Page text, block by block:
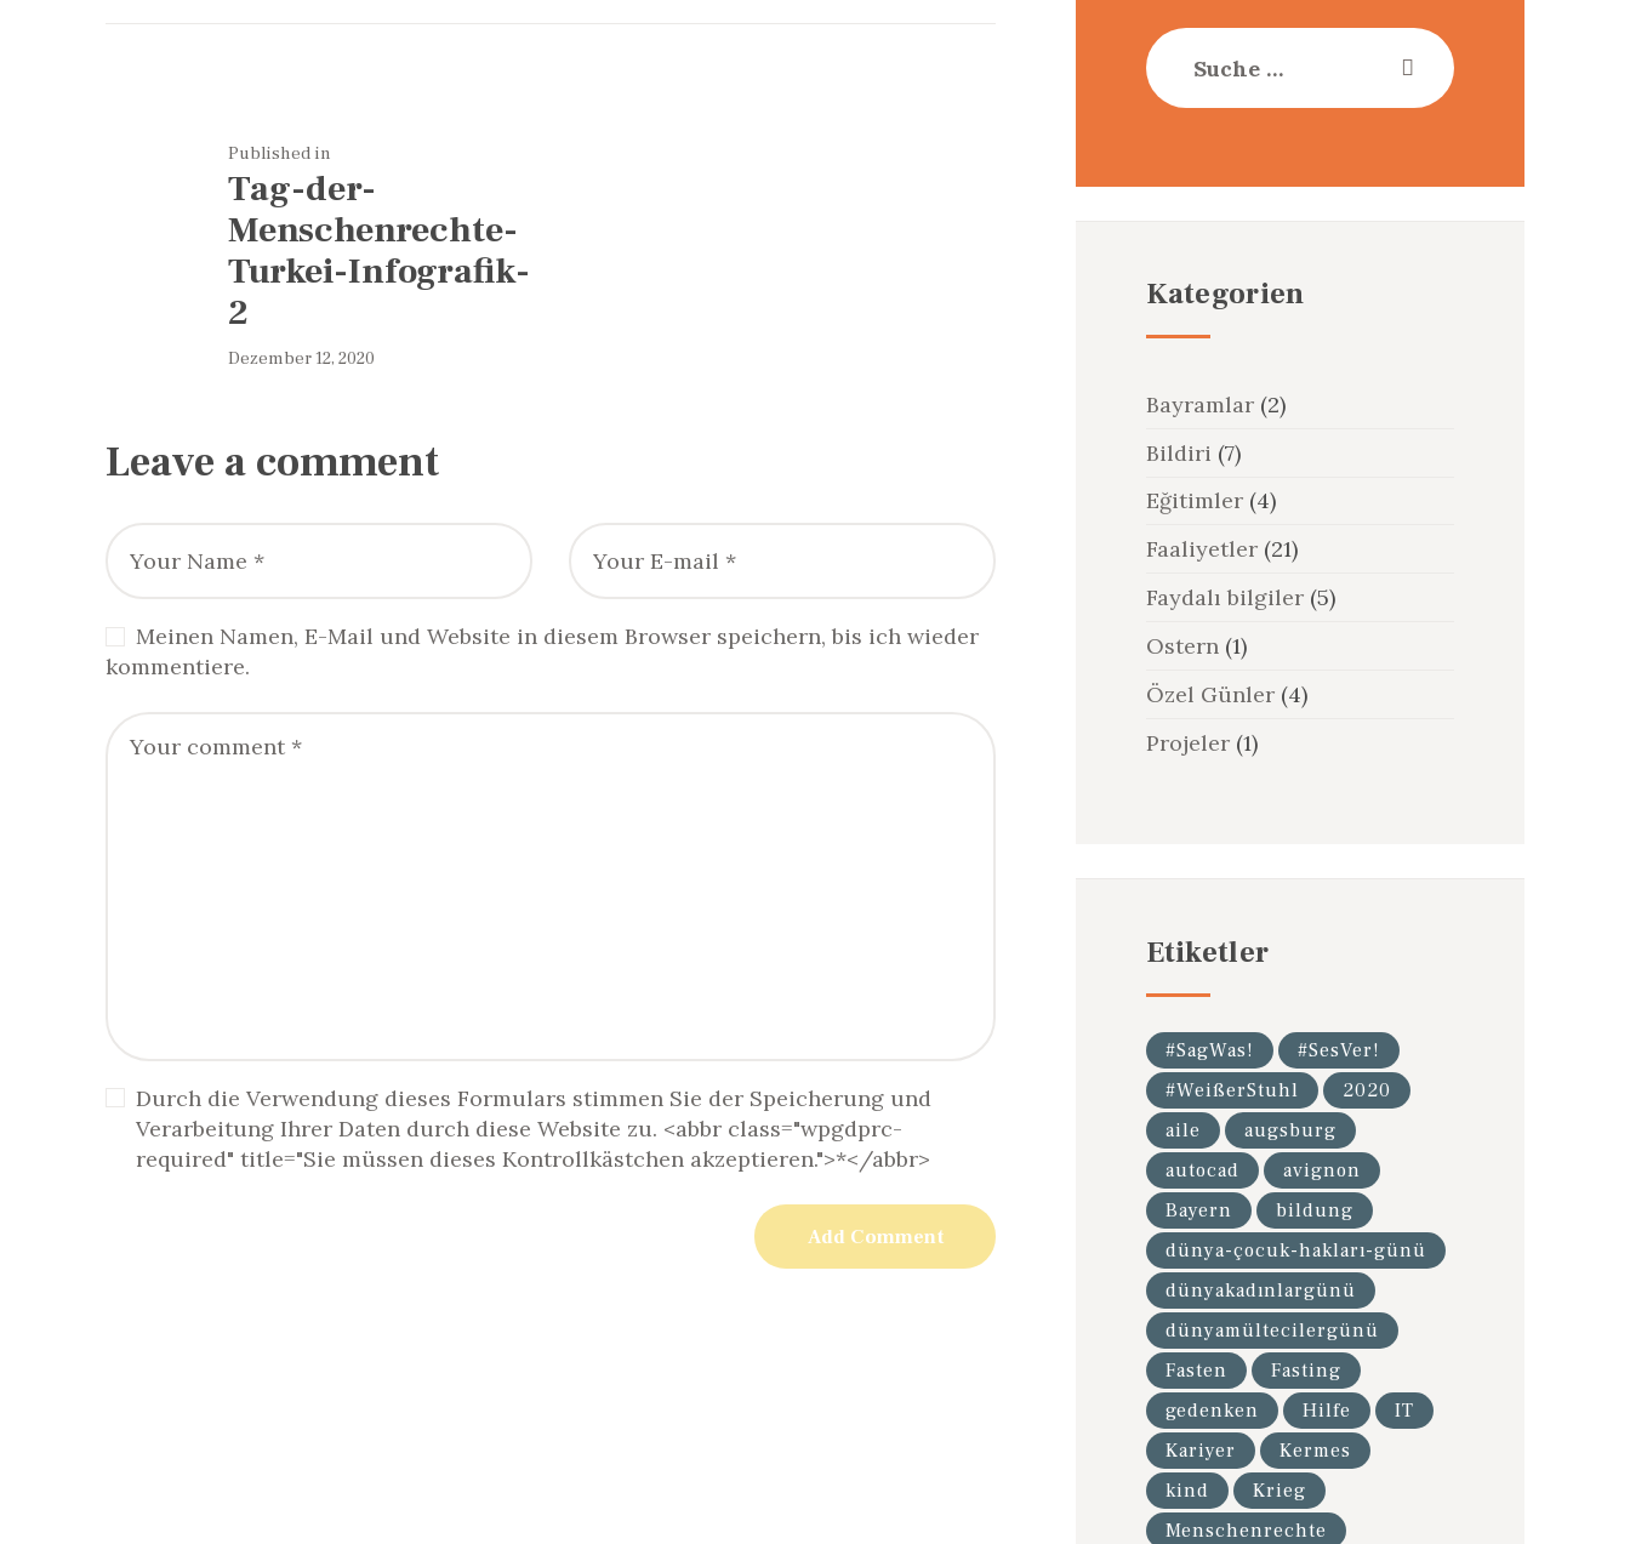
Navigation
Published in
post:
Tag-der-
Menschenrechte-
Turkei-Infografik-
2
Dezember 12, 2020
Leave a comment
Meinen Namen, E-Mail und Website in diesem Browser speichern, bis ich wieder
kommentiere.
Durch die Verwendung dieses Formulars stimmen Sie der Speicherung und
Verarbeitung Ihrer Daten durch diese Website zu. <abbr class="wpgdprc-
required" title="Sie müssen dieses Kontrollkästchen akzeptieren.">*</abbr>
Suche
nach:
Kategorien
Bayramlar(2)
Bildiri (7)
Eğitimler(4)
Faaliyetler(21)
Faydalı bilgiler(5)
Ostern(1)
Özel Günler(4)
Projeler(1)
Etiketler
#SagWas!
#SesVer!
#WeißerStuhl
2020
aile
augsburg
autocad
avignon
Bayern
bildung
dünya-çocuk-hakları-günü
dünyakadınlargünü
dünyamültecilergünü
Fasten
Fasting
gedenken
Hilfe
IT
Kariyer
Kermes
kind
Krieg
Menschenrechte